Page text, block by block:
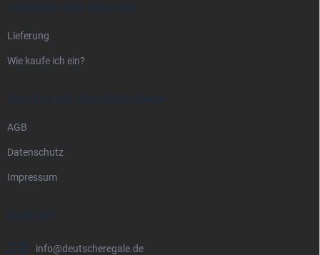
VERSAND UND ZAHLUNG
Lieferung
Wie kaufe ich ein?
RECHTLICHE INFORMATIONEN
AGB
Datenschutz
Impressum
KONTAKT
info@deutscheregale.de